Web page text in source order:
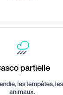
partielle
les tempêtes,
animaux.